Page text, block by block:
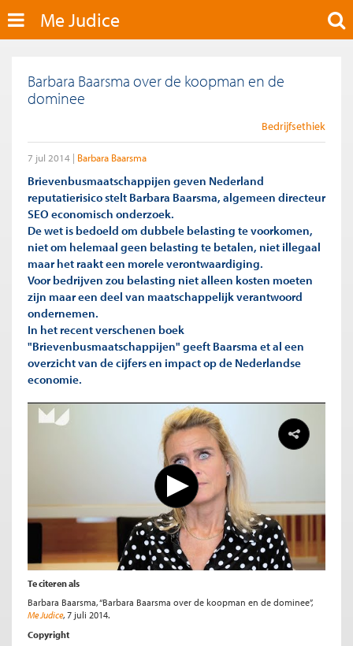
Me Judice
Barbara Baarsma over de koopman en de
dominee
Bedrijfsethiek
7 jul 2014 Barbara Baarsma
Brievenbusmaatschappijen geven Nederland
reputatierisico stelt Barbara Baarsma, algemeen directeur
SEO economisch onderzoek.
De wet is bedoeld om dubbele belasting te voorkomen,
niet om helemaal geen belasting te betalen, niet illegaal
maar het raakt een morele verontwaardiging.
Voor bedrijven zou belasting niet alleen kosten moeten
zijn maar een deel van maatschappelijk verantwoord
ondernemen.
In het recent verschenen boek
"Brievenbusmaatschappijen" geeft Baarsma et al een
overzicht van de cijfers en impact op de Nederlandse
economie.
Te citeren als
Barbara Baarsma, “Barbara Baarsma over de koopman en de dominee”,
Me Judice, 7 juli 2014.
Copyright